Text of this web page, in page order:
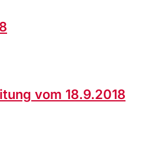
vom 18.9.2018